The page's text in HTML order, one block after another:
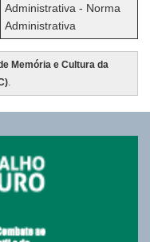
Administrativa - Norma
Administrativa
Memória e Cultura da
.